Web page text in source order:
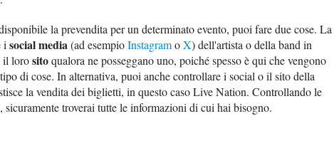
la prevendita per un determinato evento, puoi fare due cose. La
i social media (ad esempioInstagramoX) dell'artista o della band in
il lorositoqualora ne posseggano uno, poiché spesso è qui che vengono
di cose. In alternativa, puoi anche controllare i social o il sito della
la vendita dei biglietti, in questo caso Live Nation. Controllando le
sicuramente troverai tutte le informazioni di cui hai bisogno.